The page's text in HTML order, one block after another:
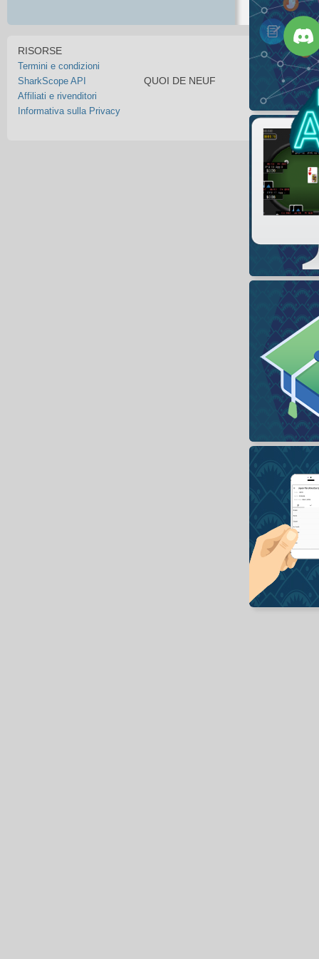
RISORSE
Termini e condizioni
SharkScope API
Affiliati e rivenditori
Informativa sulla Privacy
QUOI DE NEUF